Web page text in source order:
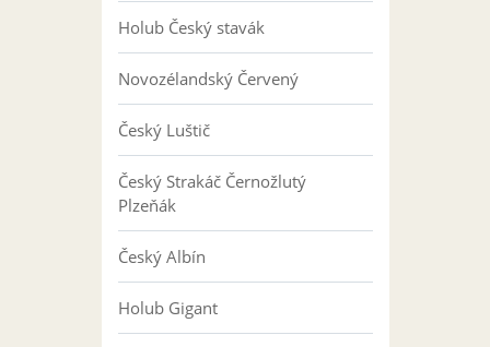
Holub Český stavák
Novozélandský Červený
Český Luštič
Český Strakáč Černožlutý
Plzeňák
Český Albín
Holub Gigant